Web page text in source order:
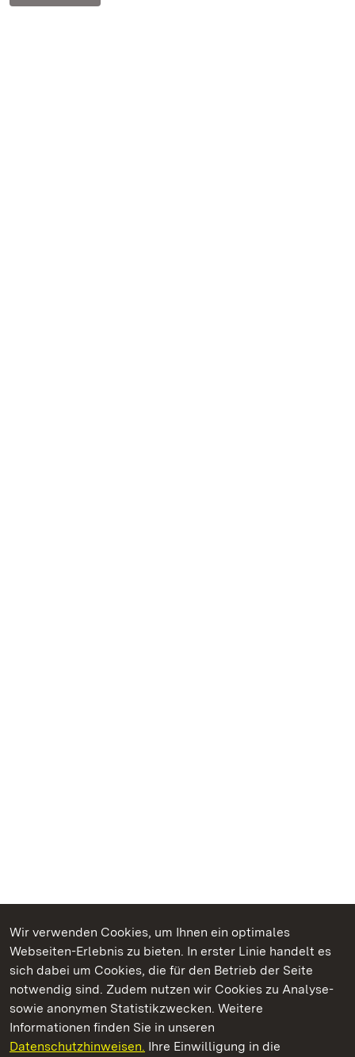
Wir verwenden Cookies, um Ihnen ein optimales
Webseiten-Erlebnis zu bieten. In erster Linie handelt es
sich dabei um Cookies, die für den Betrieb der Seite
notwendig sind. Zudem nutzen wir Cookies zu Analyse-
sowie anonymen Statistikzwecken. Weitere
Informationen finden Sie in unseren
Datenschutzhinweisen. Ihre Einwilligung in die
Kommen. Staunen. Genießen.
Staatliche Schlösser und Gärten Baden‑Württemberg